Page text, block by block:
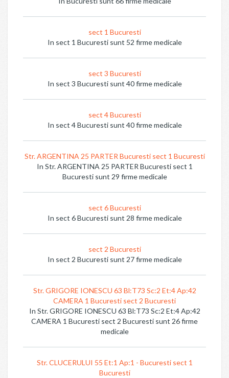
sect 1 Bucuresti
In sect 1 Bucuresti sunt 52 firme medicale
sect 3 Bucuresti
In sect 3 Bucuresti sunt 40 firme medicale
sect 4 Bucuresti
In sect 4 Bucuresti sunt 40 firme medicale
Str. ARGENTINA 25 PARTER Bucuresti sect 1 Bucuresti
In Str. ARGENTINA 25 PARTER Bucuresti sect 1
Bucuresti sunt 29 firme medicale
sect 6 Bucuresti
In sect 6 Bucuresti sunt 28 firme medicale
sect 2 Bucuresti
In sect 2 Bucuresti sunt 27 firme medicale
Str. GRIGORE IONESCU 63 Bl:T73 Sc:2 Et:4 Ap:42
CAMERA 1 Bucuresti sect 2 Bucuresti
In Str. GRIGORE IONESCU 63 Bl:T73 Sc:2 Et:4 Ap:42
CAMERA 1 Bucuresti sect 2 Bucuresti sunt 26 firme
medicale
Str. CLUCERULUI 55 Et:1 Ap:1 - Bucuresti sect 1
Bucuresti